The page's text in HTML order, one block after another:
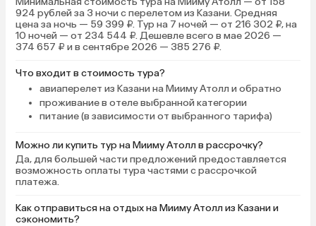
924 рублей за 3 ночи с перелетом из Казани. Средняя
цена за ночь — 59 399 ₽. Тур на 7 ночей — от 216 302 ₽, на
10 ночей — от 234 544 ₽. Дешевле всего в мае 2026 —
374 657 ₽ и в сентябре 2026 — 385 276 ₽.
Что входит в стоимость тура?
авиаперелет из Казани на Мииму Атолл и обратно
проживание в отеле выбранной категории
питание (в зависимости от выбранного тарифа)
Можно ли купить тур на Мииму Атолл в рассрочку?
Да, для большей части предложений предоставляется
возможность оплаты тура частями с рассрочкой
платежа.
Как отправиться на отдых на Мииму Атолл из Казани и
сэкономить?